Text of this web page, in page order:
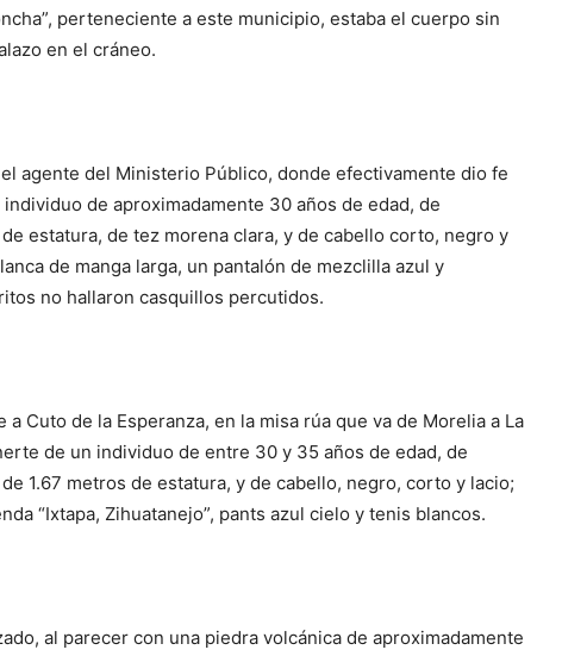
perteneciente a este municipio, estaba el cuerpo sin
en el cráneo.
agente del Ministerio Público, donde efectivamente dio fe
de aproximadamente 30 años de edad, de
estatura, de tez morena clara, y de cabello corto, negro y
de manga larga, un pantalón de mezclilla azul y
no hallaron casquillos percutidos.
Cuto de la Esperanza, en la misa rúa que va de Morelia a La
de un individuo de entre 30 y 35 años de edad, de
1.67 metros de estatura, y de cabello, negro, corto y lacio;
“Ixtapa, Zihuatanejo”, pants azul cielo y tenis blancos.
al parecer con una piedra volcánica de aproximadamente